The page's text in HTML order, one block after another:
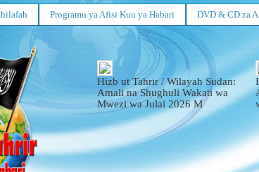
Programu ya Afisi Kuu ya Habari DVD & CD za
Hizb ut Tahrir / Wilayah Sudan:
Amali na Shughuli Wakati wa
Mwezi wa Julai 2026 M